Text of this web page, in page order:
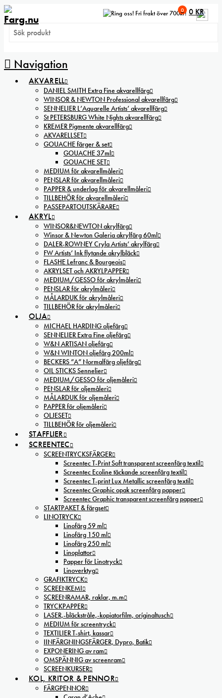
Fri frakt över 700kr!
Navigation
0 0 KR
AKVARELL
DANIEL SMITH Extra Fine akvarellfärg
WINSOR & NEWTON Professional akvarellfärg
SENNELIER L’Aquarelle Artists’ akvarellfärg
St PETERSBURG White Nights akvarellfärg
KREMER Pigmente akvarellfärg
AKVARELLSET
GOUACHE färger & set
GOUACHE 37ml
GOUACHE SET
MEDIUM för akvarellmåleri
PENSLAR för akvarellmåleri
PAPPER & underlag för akvarellmåleri
TILLBEHÖR för akvarellmåleri
PASSEPARTOUTSKÄRARE
AKRYL
WINSOR&NEWTON akrylfärg
Winsor & Newton Galeria akrylfärg 60ml
DALER-ROWNEY Cryla Artists’ akrylfärg
FW Artists’ Ink flytande akrylbläck
FLASHE Lefranc & Bourgeois
AKRYLSET och AKRYLPAPPER
MEDIUM/GESSO för akrylmåleri
PENSLAR för akrylmåleri
MÅLARDUK för akrylmåleri
TILLBEHÖR för akrylmåleri
OLJA
MICHAEL HARDING oljefärg
SENNELIER Extra Fine oljefärg
W&N ARTISAN oljefärg
W&N WINTON oljefärg 200ml
BECKERS ”A” Normalfärg oljefärg
OIL STICKS Sennelier
MEDIUM/GESSO för oljemåleri
PENSLAR för oljemåleri
MÅLARDUK för oljemåleri
PAPPER för oljemåleri
OLJESET
TILLBEHÖR för oljemåleri
STAFFLIER
SCREENTEC
SCREENTRYCKSFÄRGER
Screentec T-Print Soft transparent screenfärg textil
Screentec Ecoline täckande screenfärg textil
Screentec T-print Lux Metallic screenfärg textil
Screentec Graphic opak screenfärg papper
Screentec Graphic transparent screenfärg papper
STARTPAKET & färgset
LINOTRYCK
Linofärg 59 ml
Linofärg 150 ml
Linofärg 250 ml
Linoplattor
Papper för Linotryck
Linoverktyg
GRAFIKTRYCK
SCREENKEMI
SCREENRAMAR, raklar, m.m
TRYCKPAPPER
LASER,-bläckstråle,-kopiatorfilm, oríginaltusch
MEDIUM för screentryck
TEXTILIER T-shirt, kassar
IINFÄRGNINGSFÄRGER, Dypro, Batik
EXPONERING av ram
OMSPÄNNIG av screenram
SCREENKURSER
KOL, KRITOR & PENNOR
FÄRGPENNOR